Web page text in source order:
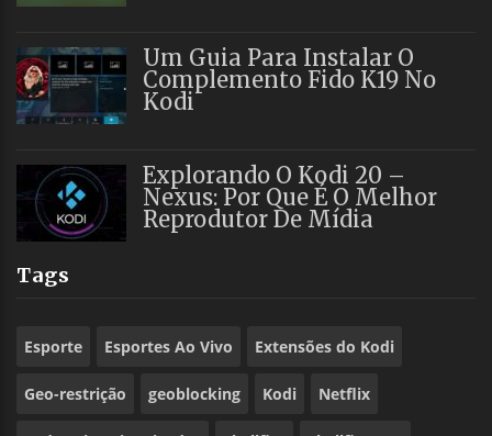
Um Guia Para Instalar O
Complemento Fido K19 No
Kodi
Explorando O Kodi 20 –
Nexus: Por Que É O Melhor
Reprodutor De Mídia
Tags
Esporte Esportes Ao Vivo Extensões do Kodi
Geo-restrição geoblocking Kodi Netflix